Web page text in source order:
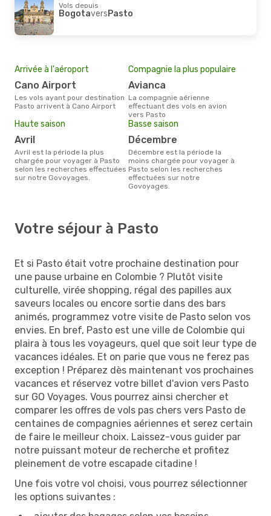
Vols depuis
BogotaversPasto
Arrivée à l'aéroport
Cano Airport
Les vols ayant pour destination
Pasto arrivent à Cano Airport
Compagnie la plus populaire
Avianca
La compagnie aérienne
effectuant des vols en avion
vers Pasto
Haute saison
avril
avril est la période la plus
chargée pour voyager à Pasto
selon les recherches effectuées
sur notre Govoyages.
Basse saison
décembre
décembre est la période la
moins chargée pour voyager à
Pasto selon les recherches
effectuées sur notre
Govoyages.
Votre séjour à Pasto
Et si Pasto était votre prochaine destination pour
une pause urbaine en Colombie ? Plutôt visite
culturelle, virée shopping, régal des papilles aux
saveurs locales ou encore sortie dans des bars
animés, programmez votre visite de Pasto selon vos
envies. En bref, Pasto est une ville de Colombie qui
plaira à tous les voyageurs, quel que soit leur type de
vacances idéales. Et on parie que vous ne ferez pas
exception ! Préparez dès maintenant vos prochaines
vacances et réservez votre billet d'avion vers Pasto
sur GO Voyages. Vous pourrez ainsi chercher et
comparer les offres de vols pas chers vers Pasto de
centaines de compagnies aériennes et serez certain
de faire le meilleur choix. Laissez-vous guider par
notre puissant moteur de recherche et profitez
pleinement de votre escapade citadine !
Une fois votre vol choisi, vous pourrez sélectionner
les options suivantes :